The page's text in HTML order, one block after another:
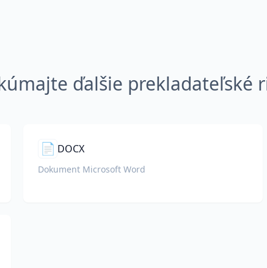
ďalšie prekladateľské
📄 DOCX
Dokument Microsoft Word